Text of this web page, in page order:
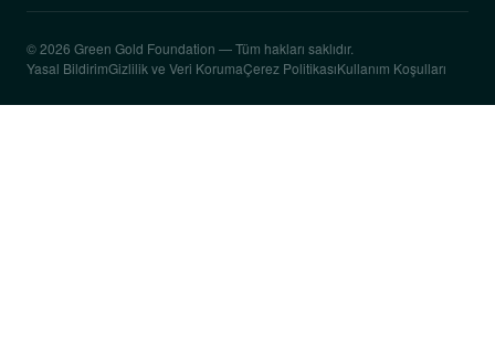
© 2026 Green Gold Foundation — Tüm hakları saklıdır.
Yasal BildirimGizlilik ve Veri KorumaÇerez PolitikasıKullanım Koşulları